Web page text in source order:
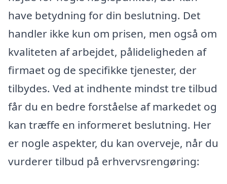
have betydning for din beslutning. Det
handler ikke kun om prisen, men også om
kvaliteten af arbejdet, pålideligheden af
firmaet og de specifikke tjenester, der
tilbydes. Ved at indhente mindst tre tilbud
får du en bedre forståelse af markedet og
kan træffe en informeret beslutning. Her
er nogle aspekter, du kan overveje, når du
vurderer tilbud på erhvervsrengøring: